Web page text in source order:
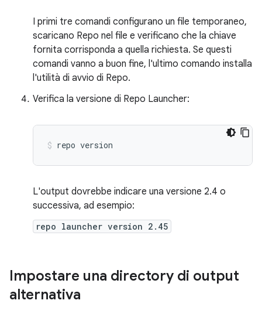
I primi tre comandi configurano un file temporaneo,
scaricano Repo nel file e verificano che la chiave
fornita corrisponda a quella richiesta. Se questi
comandi vanno a buon fine, l'ultimo comando installa
l'utilità di avvio di Repo.
Verifica la versione di Repo Launcher:
repo version
L'output dovrebbe indicare una versione 2.4 o
successiva, ad esempio:
repo launcher version 2.45
Impostare una directory di output
alternativa